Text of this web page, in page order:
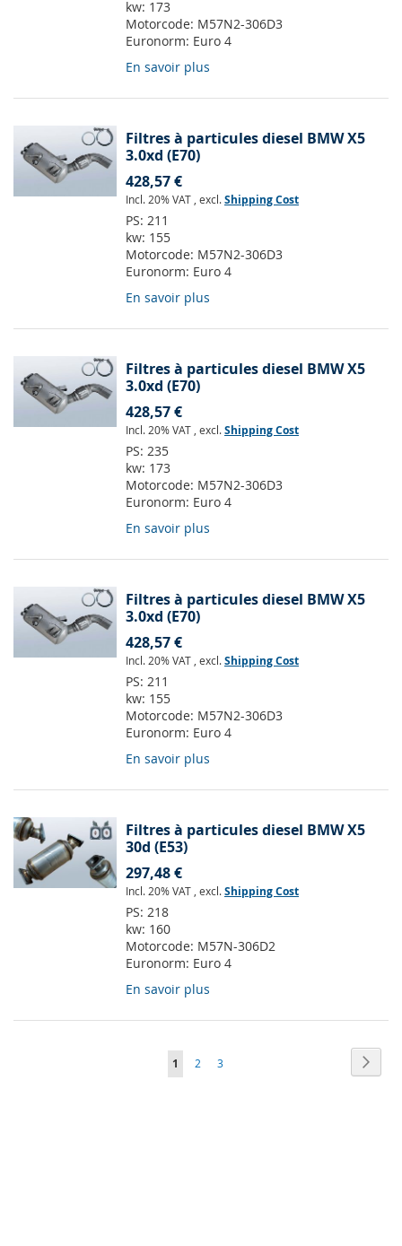
kw: 173
Motorcode: M57N2-306D3
Euronorm: Euro 4
En savoir plus
Filtres à particules diesel BMW X5
3.0xd (E70)
428,57 €
Incl. 20% VAT , excl.Shipping Cost
PS: 211
kw: 155
Motorcode: M57N2-306D3
Euronorm: Euro 4
En savoir plus
Filtres à particules diesel BMW X5
3.0xd (E70)
428,57 €
Incl. 20% VAT , excl.Shipping Cost
PS: 235
kw: 173
Motorcode: M57N2-306D3
Euronorm: Euro 4
En savoir plus
Filtres à particules diesel BMW X5
3.0xd (E70)
428,57 €
Incl. 20% VAT , excl.Shipping Cost
PS: 211
kw: 155
Motorcode: M57N2-306D3
Euronorm: Euro 4
En savoir plus
Filtres à particules diesel BMW X5
30d (E53)
297,48 €
Incl. 20% VAT , excl.Shipping Cost
PS: 218
kw: 160
Motorcode: M57N-306D2
Euronorm: Euro 4
En savoir plus
Page
Vous
1 Page
2 Page
3